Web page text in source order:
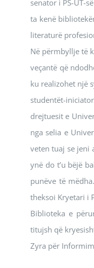
senator i PS-UT-
ta kenë
literaturë
Në përmbyllje të
veçantë që
ku realizohet një
studentët-
drejtuesit e
nga selia e
veten tuaj se jeni
ynë do t’u bëjë
punëve të
theksoi Kryetari i
Biblioteka e
titujsh që
Zyra për Informim